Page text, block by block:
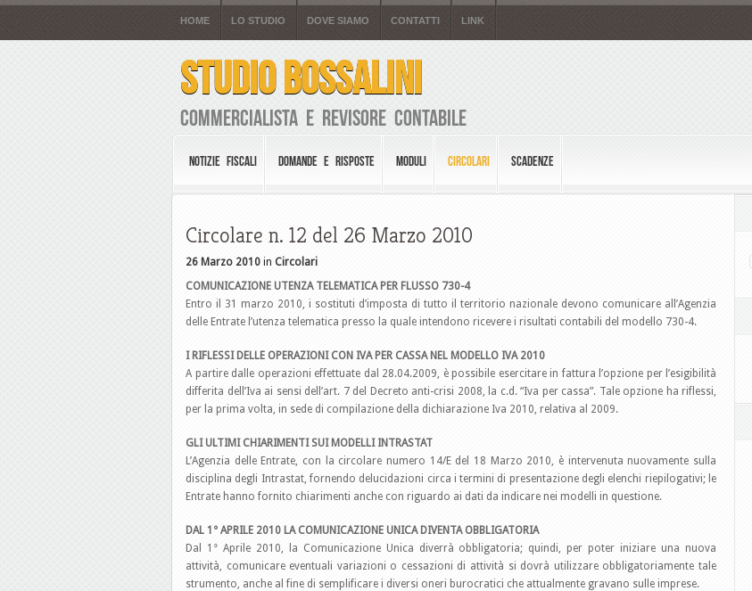
HOME LO STUDIO DOVE SIAMO CONTATTI LINK
STUDIO BOSSALINI
Commercialista e Revisore Contabile
NOTIZIE FISCALI DOMANDE E RISPOSTE MODULI CIRCOLARI SCADENZE
Circolare n. 12 del 26 Marzo 2010
26 Marzo 2010 in Circolari
COMUNICAZIONE UTENZA TELEMATICA PER FLUSSO 730-4
Entro il 31 marzo 2010, i sostituti d’imposta di tutto il territorio nazionale devono comunicare all’Agenzia
delle Entrate l’utenza telematica presso la quale intendono ricevere i risultati contabili del modello 730-4.
I RIFLESSI DELLE OPERAZIONI CON IVA PER CASSA NEL MODELLO IVA 2010
A partire dalle operazioni effettuate dal 28.04.2009, è possibile esercitare in fattura l’opzione per l’esigibilità
differita dell’Iva ai sensi dell’art. 7 del Decreto anti-crisi 2008, la c.d. “Iva per cassa”. Tale opzione ha riflessi,
per la prima volta, in sede di compilazione della dichiarazione Iva 2010, relativa al 2009.
GLI ULTIMI CHIARIMENTI SUI MODELLI INTRASTAT
L’Agenzia delle Entrate, con la circolare numero 14/E del 18 Marzo 2010, è intervenuta nuovamente sulla
disciplina degli Intrastat, fornendo delucidazioni circa i termini di presentazione degli elenchi riepilogativi; le
Entrate hanno fornito chiarimenti anche con riguardo ai dati da indicare nei modelli in questione.
DAL 1° APRILE 2010 LA COMUNICAZIONE UNICA DIVENTA OBBLIGATORIA
Dal 1° Aprile 2010, la Comunicazione Unica diverrà obbligatoria; quindi, per poter iniziare una nuova
attività, comunicare eventuali variazioni o cessazioni di attività si dovrà utilizzare obbligatoriamente tale
strumento, anche al fine di semplificare i diversi oneri burocratici che attualmente gravano sulle imprese.